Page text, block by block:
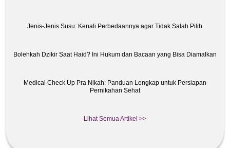
Jenis-Jenis Susu: Kenali Perbedaannya agar Tidak Salah Pilih
Bolehkah Dzikir Saat Haid? Ini Hukum dan Bacaan yang Bisa Diamalkan
Medical Check Up Pra Nikah: Panduan Lengkap untuk Persiapan
Pernikahan Sehat
Lihat Semua Artikel >>